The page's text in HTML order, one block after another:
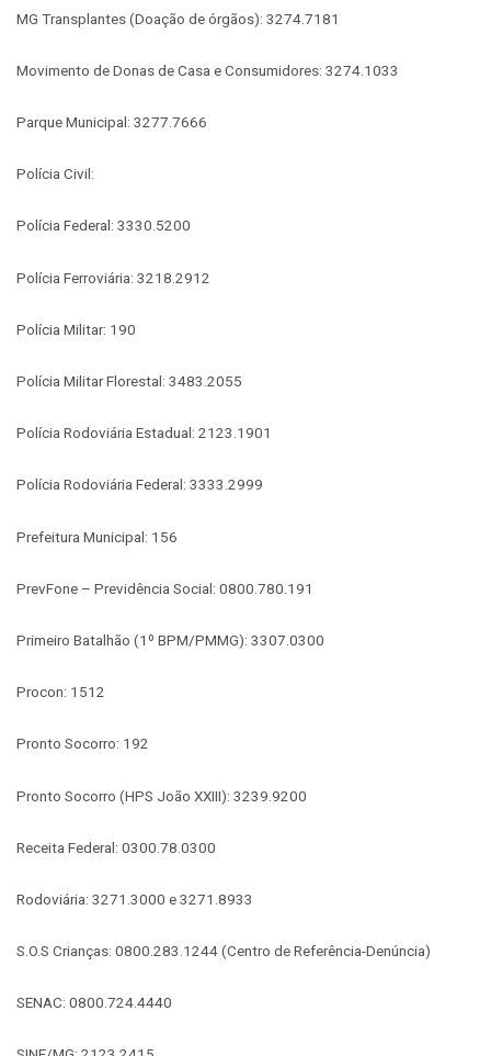
MG Transplantes (Doação de órgãos): 3274.7181
Movimento de Donas de Casa e Consumidores: 3274.1033
Parque Municipal: 3277.7666
Polícia Civil:
Polícia Federal: 3330.5200
Polícia Ferroviária: 3218.2912
Polícia Militar: 190
Polícia Militar Florestal: 3483.2055
Polícia Rodoviária Estadual: 2123.1901
Polícia Rodoviária Federal: 3333.2999
Prefeitura Municipal: 156
PrevFone – Previdência Social: 0800.780.191
Primeiro Batalhão (1º BPM/PMMG): 3307.0300
Procon: 1512
Pronto Socorro: 192
Pronto Socorro (HPS João XXIII): 3239.9200
Receita Federal: 0300.78.0300
Rodoviária: 3271.3000 e 3271.8933
S.O.S Crianças: 0800.283.1244 (Centro de Referência-Denúncia)
SENAC: 0800.724.4440